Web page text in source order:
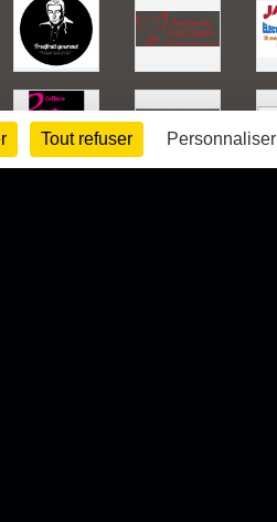
Tout refuser Personnaliser